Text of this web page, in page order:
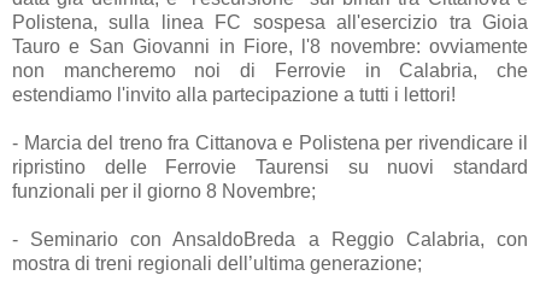
Polistena, sulla linea FC sospesa all'esercizio tra Gioia
Tauro e San Giovanni in Fiore, l'8 novembre: ovviamente
non mancheremo noi di Ferrovie in Calabria, che
estendiamo l'invito alla partecipazione a tutti i lettori!
- Marcia del treno fra Cittanova e Polistena per rivendicare il
ripristino delle Ferrovie Taurensi su nuovi standard
funzionali per il giorno 8 Novembre;
- Seminario con AnsaldoBreda a Reggio Calabria, con
mostra di treni regionali dell’ultima generazione;